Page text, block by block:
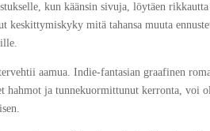
kun käänsin sivuja, löytäen
mitä tahansa muuta
aamua. Indie-fantasian graafinen
hahmot ja tunnekuormittunut kerronta, voi